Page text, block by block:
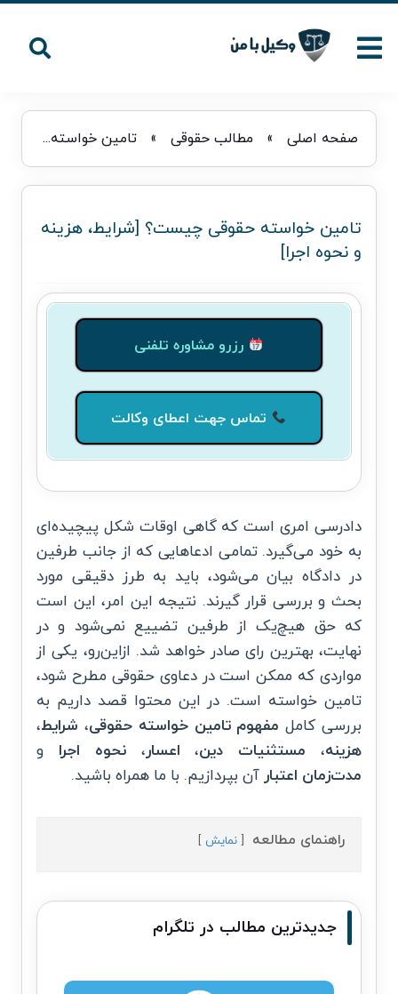
صفحه اصلی » مطالب حقوقی »تامین خواسته حقوقی چیست؟ [شرایط، هزینه و نحوه اجرا]
تامین خواسته حقوقی چیست؟ [شرایط، هزینه
و نحوه اجرا]
رزرو مشاوره تلفنی
تماس جهت اعطای وکالت
دادرسی امری است که گاهی اوقات شکل پیچیده‌ای
به خود می‌گیرد. تمامی ادعاهایی که از جانب طرفین
در دادگاه بیان می‌شود، باید به طرز دقیقی مورد
بحث و بررسی قرار گیرند. نتیجه این امر، این است
که حق هیچ‌یک از طرفین تضییع نمی‌شود و در
نهایت، بهترین رای صادر خواهد شد. ازاین‌رو، یکی از
مواردی که ممکن است در دعاوی حقوقی مطرح شود،
تامین خواسته است. در این محتوا قصد داریم به
بررسی کامل مفهومتامین خواسته حقوقی، شرایط،
هزینه، مستثنیات دین، اعسار،نحوه اجرا و
مدت‌زمان اعتبار آن بپردازیم. با ما همراه باشید.
راهنمای مطالعه نمایش
جدیدترین مطالب در تلگرام